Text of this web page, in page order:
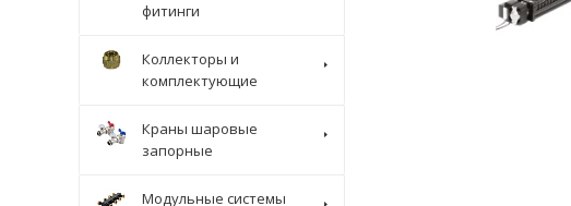
фитинги
Коллекторы и
комплектующие
Краны шаровые
запорные
Модульные системы